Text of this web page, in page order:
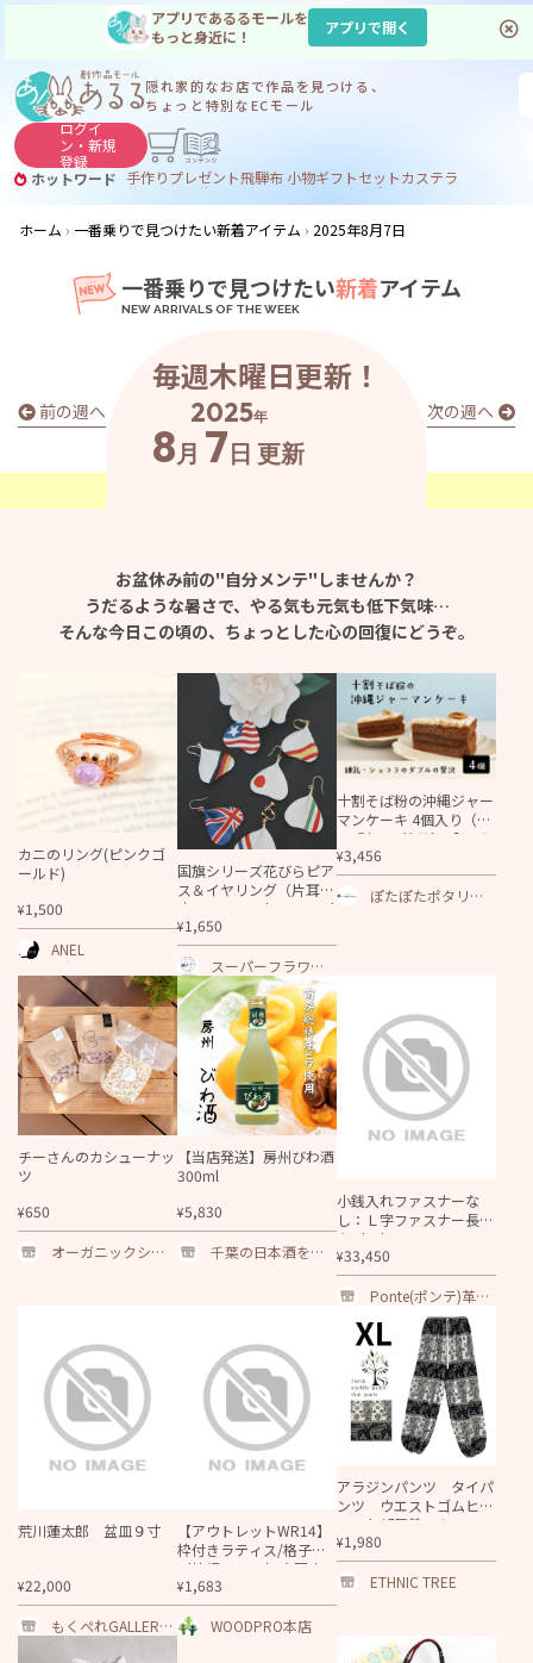
アプリであるるモールを
もっと身近に！
アプリで開く
隠れ家的なお店で作品を見つける、
ちょっと特別なECモール
ログイ
ン・新規
登録
ホットワード 手作りプレゼント飛騨布 小物ギフトセットカステラ
サヌカイト コーヒー
ジンギスカン
ホーム
一番乗りで見つけたい新着アイテム 2025年8月7日
一番乗りで見つけたい新着アイテム
前の週へ
毎週木曜日更新！
2025年
8 月 7日 更新
次の週へ
お盆休み前の"自分メンテ"しませんか？
うだるような暑さで、 やる気も元気も低下気味…
そんな今日この頃の、ちょっとした心の回復にどうぞ。
カニのリング(ピンクゴ
ールド)
¥1,500
ANEL
国旗シリーズ花びらピア
ス＆イヤリング（片耳）
｜MICOHANA by SuperFl
ower
¥1,650
スーパーフラワー-
折り紙に続く日本
発祥の技術で創る
アートフラワー-
十割そば粉の沖縄ジャー
マンケーキ 4個入り（18
cm型、10等分）【ソボ
クニシフォン】
¥3,456
ぽたぽたポタリ
チーさんのカシューナッ
ツ
¥650
オーガニックショ
【当店発送】房州びわ酒
300ml
¥5,830
千葉の日本酒を通
小銭入れファスナーな
し：Ｌ字ファスナー長財
布（F3）
¥33,450
Ponte(ポンテ)革製
品オーダーメイド
専門店
荒川蓮太郎 盆皿９寸
¥22,000
もくぺれGALLERY
【アウトレットWR14】
枠付きラティス/格子Ｂ
（枠幅40ｍｍ）◇国産
杉 縦334ｍｍ×横755
ｍｍ★色は6色から選択
可
¥1,683
WOODPRO本店
アラジンパンツ タイパ
ンツ ウエストゴムヒ
モ お部屋着 タイマッ
サージ ヨガ パジャ
マ ゆったり 2サイ
ズ 【象H柄】
¥1,980
ETHNIC TREE